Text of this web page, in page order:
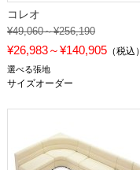
コレオ
¥49,060～¥256,190
¥26,983～¥140,905（税込）
選べる張地
サイズオーダー